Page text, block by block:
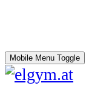
Mobile Menu Toggle